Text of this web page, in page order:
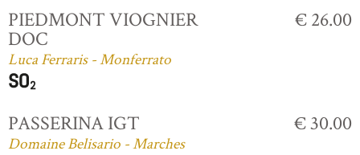
PIEDMONT VIOGNIER
DOC
Luca Ferraris - Monferrato
€ 26.00
PASSERINA IGT
Domaine Belisario - Marches
€ 30.00